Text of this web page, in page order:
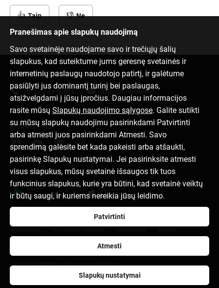
Taip Ne
Pranešimas apie slapukų naudojimą
Savo svetainėje naudojame savo ir trečiųjų šalių
slapukus, kad suteiktume jums geresnę svetainės ir
internetinių paslaugų naudotojo patirtį, ir galėtume
pasiūlyti jus dominantį turinį bei paslaugas,
atsižvelgdami į jūsų įpročius. Daugiau informacijos
rasite mūsų Slapukų naudojimo sąlygose. Galite sutikti
su mūsų slapukų naudojimu pasirinkdami Patvirtinti
arba atmesti juos pasirinkdami Atmesti. Savo
sprendimą galėsite bet kada pakeisti arba atšaukti,
pasirinkę Slapukų nustatymai. Jei pasirinksite atmesti
visus slapukus, mūsų svetainė išsaugos tik tuos
funkcinius slapukus, kurie yra būtini, kad svetainė veiktų
ir būtų saugi, ir kuriems nereikia jūsų leidimo.
Patvirtinti
Atmesti
Slapukų nustatymai
Susisiek su mumis
(8 5) 221 9091 info@citadele.lt
Socialiniai tinklai
Parsisiųsk mobiliąją programėlę
Slapukų nuostatos
Developers Portal (PSD2)